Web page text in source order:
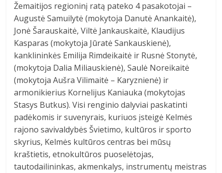
Žemaitijos regioninį ratą pateko 4 pasakotojai –
Augustė Samuilytė (mokytoja Danutė Anankaitė),
Jonė Šarauskaitė, Viltė Jankauskaitė, Klaudijus
Kasparas (mokytoja Jūratė Sankauskienė),
kanklininkės Emilija Rimdeikaitė ir Rusnė Stonytė,
(mokytoja Dalia Miliauskienė), Saulė Noreikaitė
(mokytoja Aušra Vilimaitė – Karyznienė) ir
armonikierius Kornelijus Kaniauka (mokytojas
Stasys Butkus). Visi renginio dalyviai paskatinti
padėkomis ir suvenyrais, kuriuos įsteigė Kelmės
rajono savivaldybės Švietimo, kultūros ir sporto
skyrius, Kelmės kultūros centras bei mūsų
kraštietis, etnokultūros puoselėtojas,
tautodailininkas, akmenkalys, instrumentų meistras